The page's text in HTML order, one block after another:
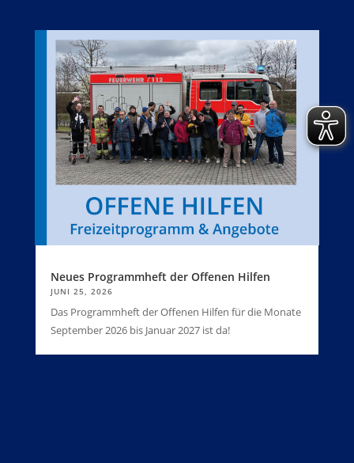
Neues Programmheft der Offenen Hilfen
JUNI 25, 2026
Das Programmheft der Offenen Hilfen für die Monate
September 2026 bis Januar 2027 ist da!